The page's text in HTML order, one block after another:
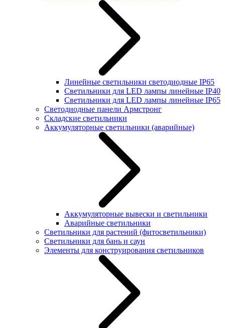
Линейные светильники светодиодные IP65
Светильники для LED лампы линейные IP40
Светильники для LED лампы линейные IP65
Светодиодные панели Армстронг
Складские светильники
Аккумуляторные светильники (аварийные)
Аккумуляторные вывески и светильники
Аварийные светильники
Светильники для растений (фитосветильники)
Светильники для бань и саун
Элементы для конструирования светильников